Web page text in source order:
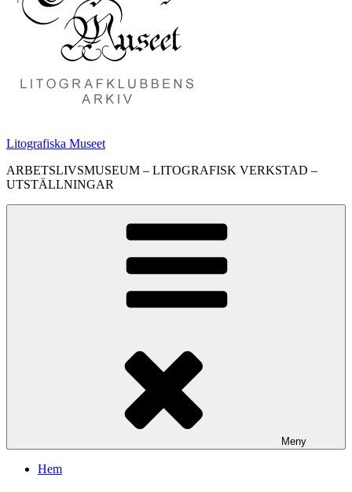
Litografiska Museet
ARBETSLIVSMUSEUM – LITOGRAFISK VERKSTAD –
UTSTÄLLNINGAR
Meny
Hem